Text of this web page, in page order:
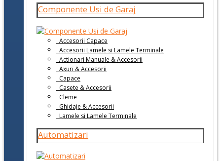
Componente Usi de Garaj
Accesorii Capace
Accesorii Lamele si Lamele Terminale
Actionari Manuale & Accesorii
Axuri & Accesorii
Capace
Casete & Accesorii
Cleme
Ghidaje & Accesorii
Lamele si Lamele Terminale
Automatizari